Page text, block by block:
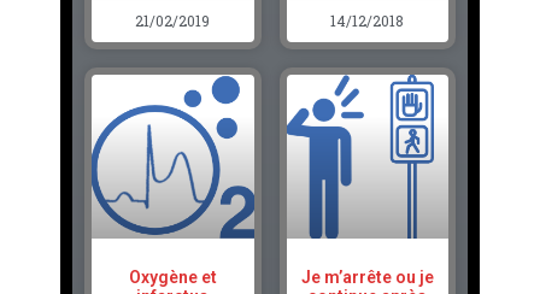
21/02/2019 14/12/2018
Oxygène et
Je m’arrête ou je